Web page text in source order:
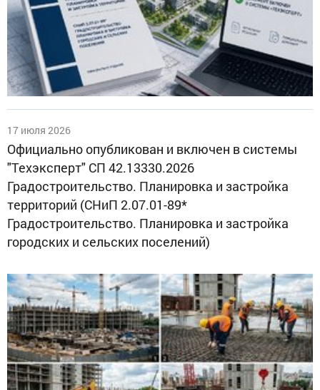
17 июля 2026
Официально опубликован и включен в системы
"Техэксперт" СП 42.13330.2026
Градостроительство. Планировка и застройка
территорий (СНиП 2.07.01-89*
Градостроительство. Планировка и застройка
городских и сельских поселений)